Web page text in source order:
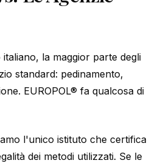
la maggior parte degli
standard: pedinamento,
EUROPOL® fa qualcosa di
l'unico istituto che certifica
dei metodi utilizzati. Se le